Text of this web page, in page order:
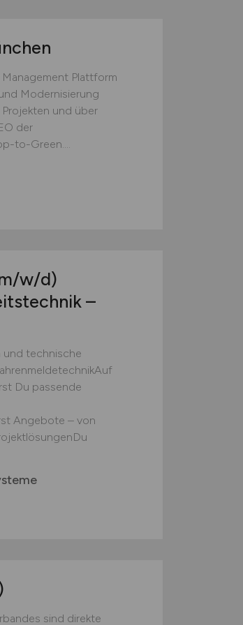
Plattform
Modernisierung
und über
der
to-Green....
w/d)
–
und technische
Du passende
Angebote – von
sind direkte